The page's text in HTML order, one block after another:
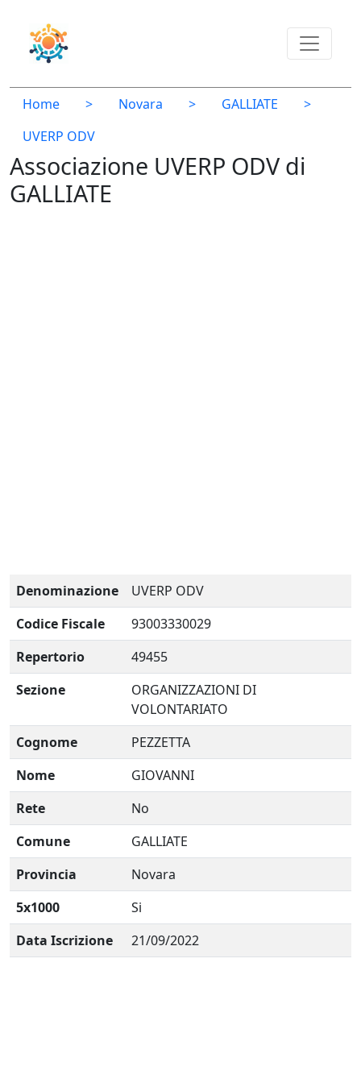
Home > Novara > GALLIATE
>
UVERP ODV
Associazione UVERP ODV di
GALLIATE
Denominazione
UVERP ODV
Codice Fiscale
93003330029
Repertorio
49455
Sezione
ORGANIZZAZIONI DI
VOLONTARIATO
Cognome
PEZZETTA
Nome
GIOVANNI
Rete
No
Comune
GALLIATE
Provincia
Novara
5x1000
Si
Data Iscrizione
21/09/2022